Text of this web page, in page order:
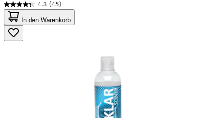
4.3 (45)
4.3
von
5
Sternen.
45
In den Warenkorb